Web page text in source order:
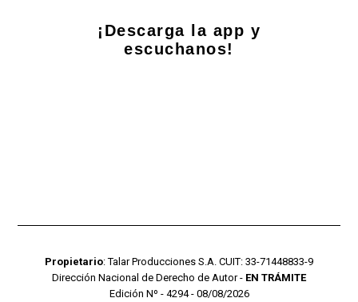
¡Descarga la app y
escuchanos!
Propietario: Talar Producciones S.A. CUIT: 33-71448833-9
Dirección Nacional de Derecho de Autor - EN TRÁMITE
Edición Nº - 4294 - 08/08/2026